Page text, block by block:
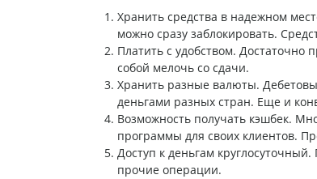
Хранить средства в надежном
можно сразу заблокировать.
Платить с удобством. Достаточно
собой мелочь со сдачи.
Хранить разные валюты.
деньгами разных стран. Еще и
Возможность получать кэшбек.
программы для своих клиентов.
Доступ к деньгам
прочие операции.